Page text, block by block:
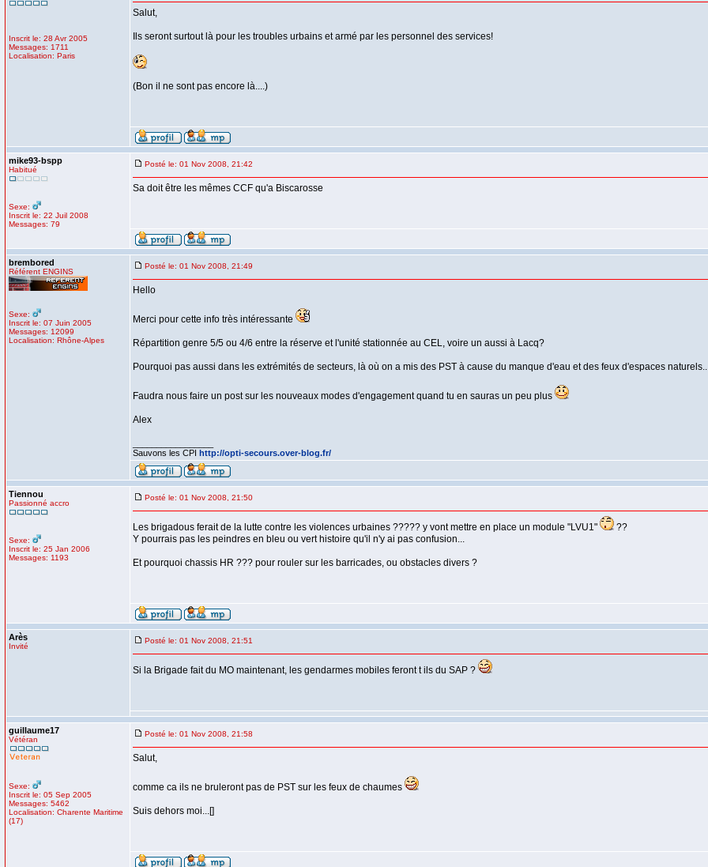
Inscrit le: 28 Avr 2005
Messages: 1711
Localisation: Paris
Salut,
Ils seront surtout là pour les troubles urbains et armé par les personnel des services!
(Bon il ne sont pas encore là....)
mike93-bspp
Habitué
Sexe:
Inscrit le: 22 Juil 2008
Messages: 79
Posté le: 01 Nov 2008, 21:42
Sa doit être les mêmes CCF qu'a Biscarosse
brembored
Référent ENGINS
Sexe:
Inscrit le: 07 Juin 2005
Messages: 12099
Localisation: Rhône-Alpes
Posté le: 01 Nov 2008, 21:49
Hello
Merci pour cette info très intéressante
Répartition genre 5/5 ou 4/6 entre la réserve et l'unité stationnée au CEL, voire un aussi à Lacq?
Pourquoi pas aussi dans les extrémités de secteurs, là où on a mis des PST à cause du manque d'eau et des feux d'espaces
Faudra nous faire un post sur les nouveaux modes d'engagement quand tu en sauras un peu plus
Alex
Sauvons les CPI http://opti-secours.over-blog.fr/
Tiennou
Passionné accro
Sexe:
Inscrit le: 25 Jan 2006
Messages: 1193
Posté le: 01 Nov 2008, 21:50
Les brigadous ferait de la lutte contre les violences urbaines ????? y vont mettre en place un module "LVU1"
??
Y pourrais pas les peindres en bleu ou vert histoire qu'il n'y ai pas confusion...
Et pourquoi chassis HR ??? pour rouler sur les barricades, ou obstacles divers ?
Arès
Invité
Posté le: 01 Nov 2008, 21:51
Si la Brigade fait du MO maintenant, les gendarmes mobiles feront t ils du SAP ?
guillaume17
Vétéran
Sexe:
Inscrit le: 05 Sep 2005
Messages: 5462
Localisation: Charente Maritime
(17)
Posté le: 01 Nov 2008, 21:58
Salut,
comme ca ils ne bruleront pas de PST sur les feux de chaumes
Suis dehors moi...[]